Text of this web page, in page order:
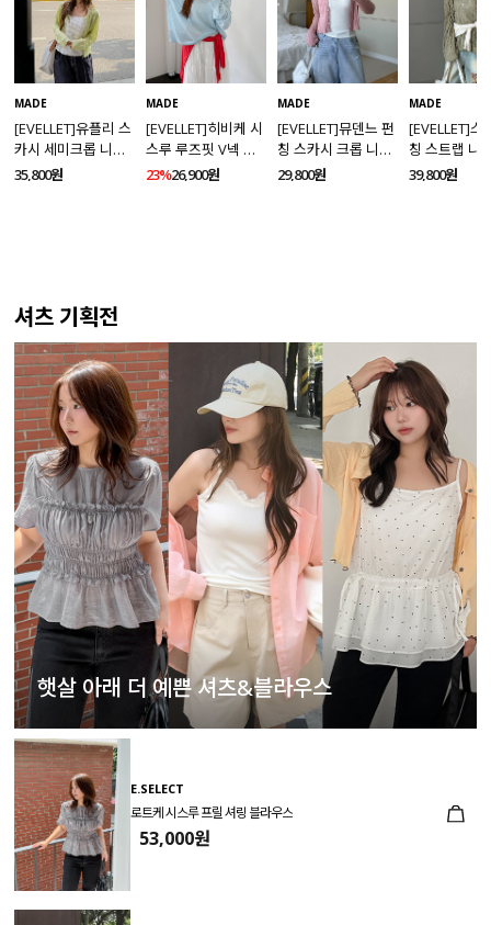
MADE
[EVELLET]유플리 스
카시 세미크롭 니트
가디건
35,800원
MADE
[EVELLET]히비케 시
스루 루즈핏 V넥 니
트
23%26,900원
MADE
[EVELLET]뮤덴느 펀
칭 스카시 크롭 니트
가디건
29,800원
MADE
[EVELLET]스
칭 스트랩 니
39,800원
셔츠 기획전
햇살 아래 더 예쁜 셔츠&블라우스
E.SELECT
로트케 시스루 프릴 셔링 블라우스
53,000원